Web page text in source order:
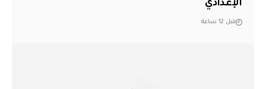
الإعدادي
قبل 12 ساعة